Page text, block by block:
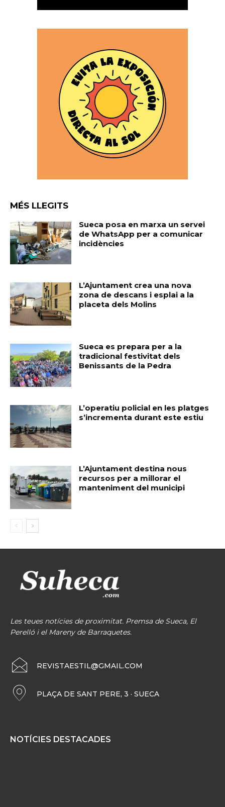
MÉS LLEGITS
Sueca posa en marxa un servei
de WhatsApp per a comunicar
incidències
L’Ajuntament crea una nova
zona de descans i esplai a la
placeta dels Molins
Sueca es prepara per a la
tradicional festivitat dels
Benissants de la Pedra
L’operatiu policial en les platges
s’incrementa durant este estiu
L’Ajuntament destina nous
recursos per a millorar el
manteniment del municipi
Les teues notícies de proximitat. Premsa de Sueca, El
Perelló i el Mareny de Barraquetes.
REVISTAESTIL@GMAIL.COM
PLAÇA DE SANT PERE, 3 · SUECA
NOTÍCIES DESTACADES